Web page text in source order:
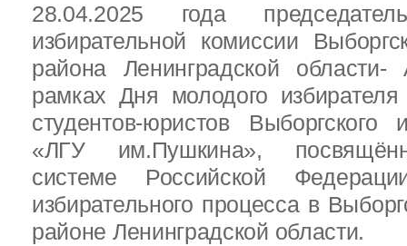
28.04.2025 года
избирательной комиссии
района Ленинградской
рамках Дня молодого
студентов-юристов Выборгского
«ЛГУ им.Пушкина»,
системе Российской
избирательного процесса в
районе Ленинградской области.